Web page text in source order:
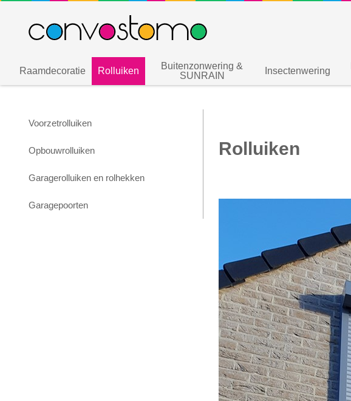
Raamdecoratie Rolluiken
Buitenzonwering &
SUNRAIN
Insectenwering
Voorzetrolluiken
Opbouwrolluiken
Garagerolluiken en rolhekken
Garagepoorten
Rolluiken